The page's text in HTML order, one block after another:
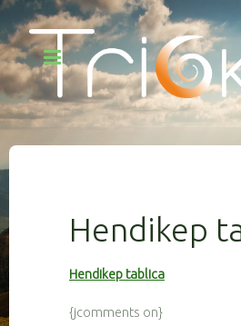
Hendikep
Hendikep tablica
{jcomments on}